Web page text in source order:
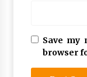
Save my
browser